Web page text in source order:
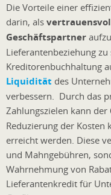
Die Vorteile einer
darin, als
Geschäftspartner
Lieferantenbeziehung
Kreditorenbuchhaltung
Liquidität des
verbessern. Durch das
Zahlungszielen kann der
Reduzierung der Kosten
erreicht werden. Diese
und Mahngebühren,
Wahrnehmung von
Lieferantenkredit für